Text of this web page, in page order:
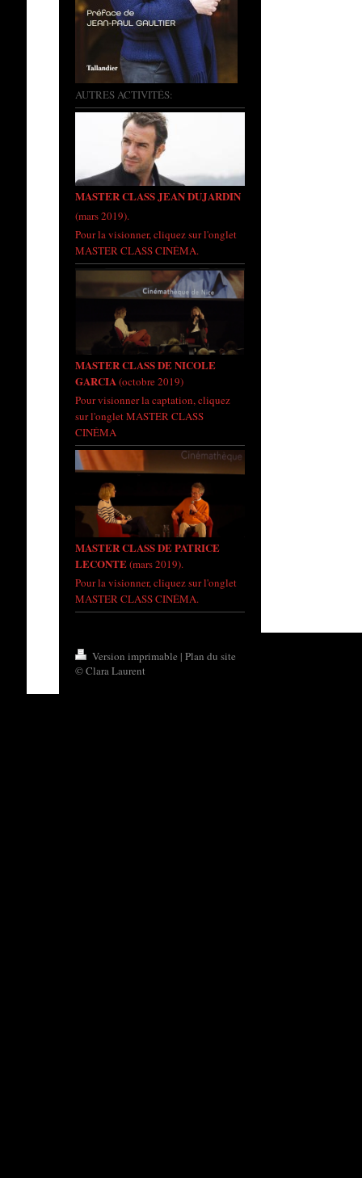
AUTRES ACTIVITÉS:
MASTER CLASS JEAN DUJARDIN
(mars 2019).
Pour la visionner, cliquez sur l'onglet
MASTER CLASS CINÉMA.
MASTER CLASS DE NICOLE
GARCIA(octobre 2019)
Pour visionner la captation, cliquez
sur l'onglet MASTER CLASS
CINÉMA
MASTER CLASS DE PATRICE
LECONTE(mars 2019).
Pour la visionner, cliquez sur l'onglet
MASTER CLASS CINÉMA.
Version imprimable | Plan du site
© Clara Laurent